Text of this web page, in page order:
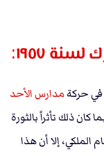
١٩٥٧:
مدارس الأحد
ذلك تأثراً بالثورة
الملكي، إلا أن هذا